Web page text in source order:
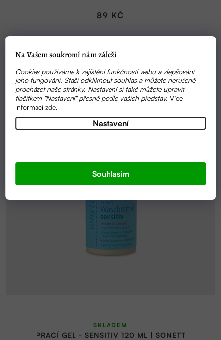
Na Vašem soukromí nám záleží
Cookies používáme k zajištění funkčnosti webu a zlepšování
jeho fungování. Stačí odkliknout souhlas a můžete nerušeně
procházet naše stránky. Nastavení si také můžete upravit
tlačítkem "Nastavení" přesně podle vašich představ.Více
informacízde.
Nastavení
Souhlasím
89 KČ
PRACÍ GEL - SENSITIV 120 ML | SONETT
SKLADEM